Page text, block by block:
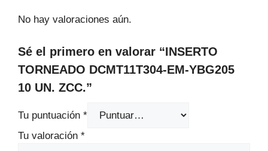
No hay valoraciones aún.
Sé el primero en valorar “INSERTO
TORNEADO DCMT11T304-EM-YBG205
10 UN. ZCC.”
Tu puntuación *
Tu valoración *